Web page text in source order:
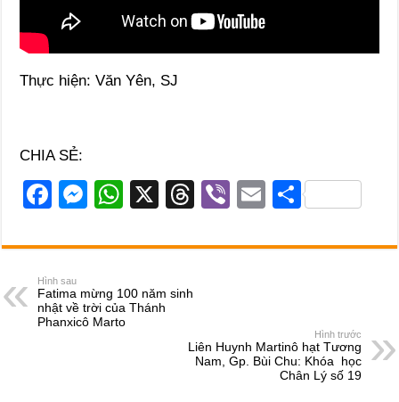
Thực hiện: Văn Yên, SJ
CHIA SẺ:
F
c
e
b
o
M
ss
n
g
W
at
A
p
X
T
e
s
Vi
er
E
ail
S
ar
Hình sau
Fatima mừng 100 năm sinh
nhật về trời của Thánh
Phanxicô Marto
Hình trước
Liên Huynh Martinô hạt Tương
Nam, Gp. Bùi Chu: Khóa học
Chân Lý số 19